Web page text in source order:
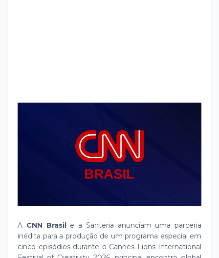
A CNN Brasile a Santeria anunciam uma parceria
inédita para a produção de um programa especial em
cinco episódios durante o Cannes Lions International